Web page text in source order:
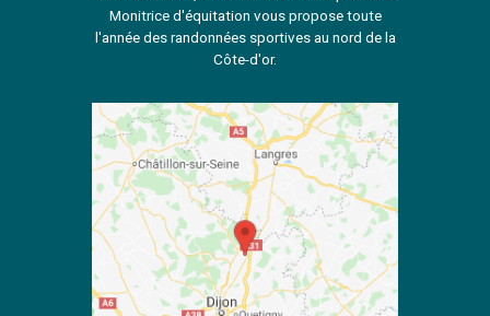
Monitrice d'équitation vous propose toute
l'année des randonnées sportives au nord de la
Côte-d'or.